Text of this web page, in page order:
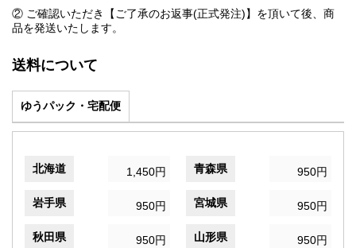
② ご確認いただき【ご了承のお返事(正式発注)】を頂いて後、商
品を発送いたします。
送料について
ゆうパック・宅配便
北海道 1,450円 青森県 950円
岩手県 950円 宮城県 950円
秋田県 950円 山形県 950円